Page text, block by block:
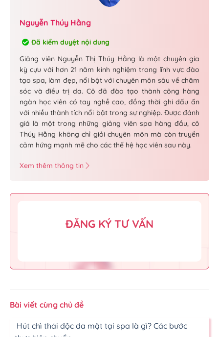
Nguyễn Thúy Hằng
Đã kiểm duyệt nội dung
Giảng viên Nguyễn Thị Thúy Hằng là một chuyên gia
kỳ cựu với hơn 21 năm kinh nghiệm trong lĩnh vực đào
tạo spa, làm đẹp, nổi bật với chuyên môn sâu về chăm
sóc và điều trị da. Cô đã đào tạo thành công hàng
ngàn học viên có tay nghề cao, đồng thời ghi dấu ấn
với nhiều thành tích nổi bật trong sự nghiệp. Được đánh
giá là một trong những giảng viên spa hàng đầu, cô
Thúy Hằng không chỉ giỏi chuyên môn mà còn truyền
cảm hứng mạnh mẽ cho các thế hệ học viên sau này.
Xem thêm thông tin
ĐĂNG KÝ TƯ VẤN
Bài viết cùng chủ đề
Hút chì thải độc da mặt tại spa là gì? Các bước